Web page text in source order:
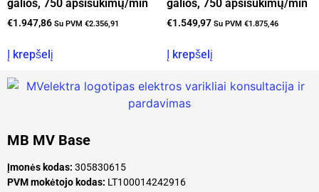
galios, 750 apsisukimų/min
€1.947,86 Su PVM €2.356,91
Į krepšelį
galios, 750 apsisukimų/min
€1.549,97 Su PVM €1.875,46
Į krepšelį
MB MV Base
Įmonės kodas: 305830615
PVM mokėtojo kodas: LT100014242916